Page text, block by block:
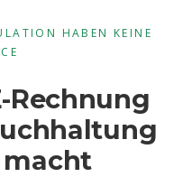
HABEN KEINE
Rechnung
macht